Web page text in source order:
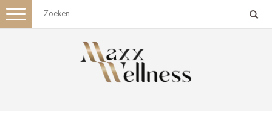
Toggle
navigation